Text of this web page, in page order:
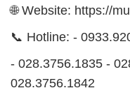
🌐 Website: https://
📞 Hotline: -
- 028.3756.1835 -
028.3756.1842